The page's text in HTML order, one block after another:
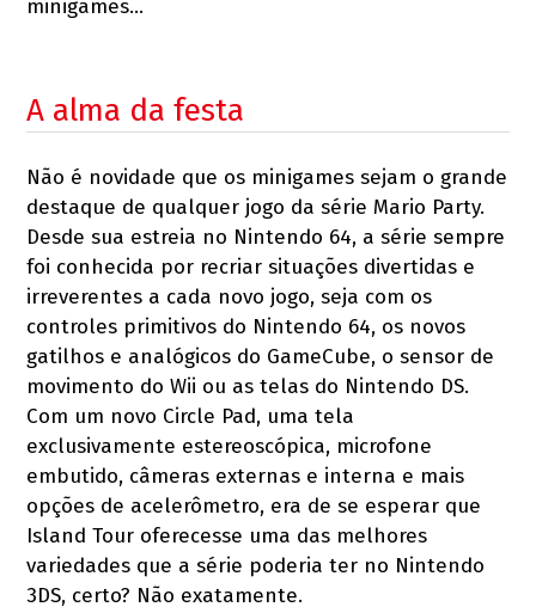
minigames…
A alma da festa
Não é novidade que os minigames sejam o grande
destaque de qualquer jogo da série Mario Party.
Desde sua estreia no Nintendo 64, a série sempre
foi conhecida por recriar situações divertidas e
irreverentes a cada novo jogo, seja com os
controles primitivos do Nintendo 64, os novos
gatilhos e analógicos do GameCube, o sensor de
movimento do Wii ou as telas do Nintendo DS.
Com um novo Circle Pad, uma tela
exclusivamente estereoscópica, microfone
embutido, câmeras externas e interna e mais
opções de acelerômetro, era de se esperar que
Island Tour oferecesse uma das melhores
variedades que a série poderia ter no Nintendo
3DS, certo? Não exatamente.